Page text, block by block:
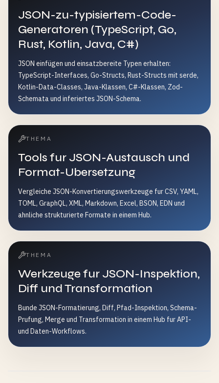
JSON-zu-typisiertem-Code-
Generatoren (TypeScript, Go,
Rust, Kotlin, Java, C#)
JSON einfügen und einsatzbereite Typen erhalten:
TypeScript-Interfaces, Go-Structs, Rust-Structs mit serde,
Kotlin-Data-Classes, Java-Klassen, C#-Klassen, Zod-
Schemata und inferiertes JSON-Schema.
THEMA
Tools fur JSON-Austausch und
Format-Ubersetzung
Vergleiche JSON-Konvertierungswerkzeuge fur CSV, YAML,
TOML, GraphQL, XML, Markdown, Excel, BSON, EDN und
ahnliche strukturierte Formate in einem Hub.
THEMA
Werkzeuge fur JSON-Inspektion,
Diff und Transformation
Bunde JSON-Formatierung, Diff, Pfad-Inspektion, Schema-
Prufung, Merge und Transformation in einem Hub fur API-
und Daten-Workflows.